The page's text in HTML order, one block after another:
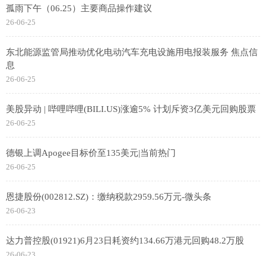
孤雨下午（06.25）主要商品操作建议
26-06-25
东北能源监管局推动优化电动汽车充电设施用电报装服务 焦点信
息
26-06-25
美股异动 | 哔哩哔哩(BILI.US)涨逾5% 计划斥资3亿美元回购股票
26-06-25
德银上调Apogee目标价至135美元|当前热门
26-06-25
恩捷股份(002812.SZ)：缴纳税款2959.56万元-微头条
26-06-23
达力普控股(01921)6月23日耗资约134.66万港元回购48.2万股